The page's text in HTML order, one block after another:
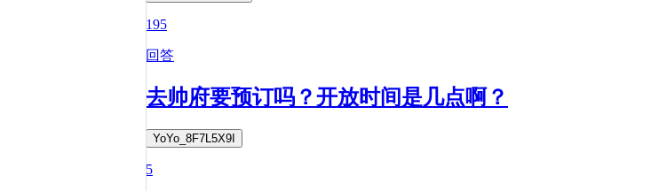
195
回答
去帅府要预订吗？开放时间是几点啊？
YoYo_8F7L5X9I
5